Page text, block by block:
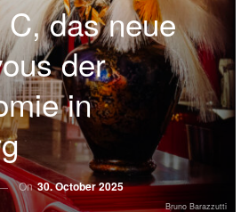
das neue
der
in
On30. October 2025
Bruno Barazzutti